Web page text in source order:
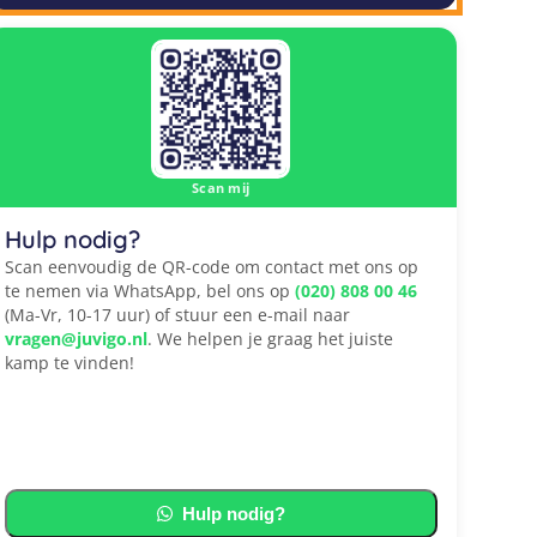
Scan mij
Hulp nodig?
Scan eenvoudig de QR-code om contact met ons op
te nemen via WhatsApp, bel ons op (020) 808 00 46
(Ma-Vr, 10-17 uur) of stuur een e-mail naar
vragen@juvigo.nl. We helpen je graag het juiste
kamp te vinden!
Hulp nodig?